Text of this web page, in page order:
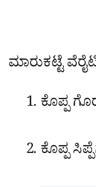
ಮಾರುಕಟ್ಟೆ
ಕೊಪ್ಪ
ಕೊಪ್ಪ